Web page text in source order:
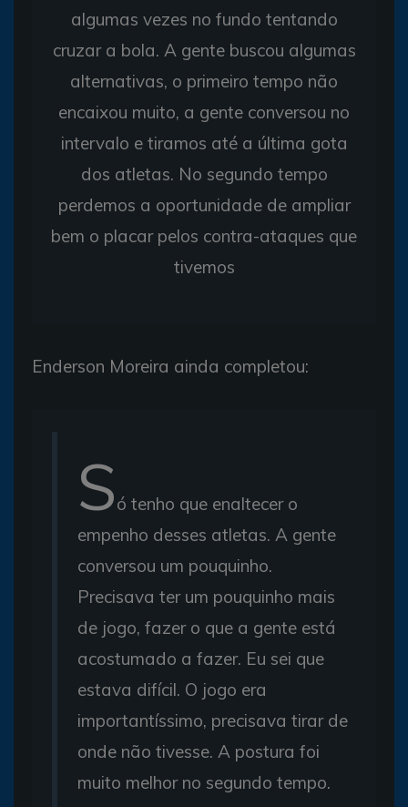
algumas vezes no fundo tentando
cruzar a bola. A gente buscou algumas
alternativas, o primeiro tempo não
encaixou muito, a gente conversou no
intervalo e tiramos até a última gota
dos atletas. No segundo tempo
perdemos a oportunidade de ampliar
bem o placar pelos contra-ataques que
tivemos
Enderson Moreira ainda completou:
Só tenho que enaltecer o
empenho desses atletas. A gente
conversou um pouquinho.
Precisava ter um pouquinho mais
de jogo, fazer o que a gente está
acostumado a fazer. Eu sei que
estava difícil. O jogo era
importantíssimo, precisava tirar de
onde não tivesse. A postura foi
muito melhor no segundo tempo.